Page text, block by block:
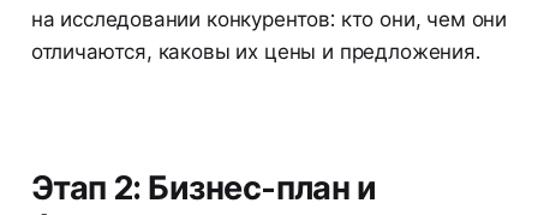
на исследовании конкурентов: кто они, чем они
отличаются, каковы их цены и предложения.
Этап 2: Бизнес-план и